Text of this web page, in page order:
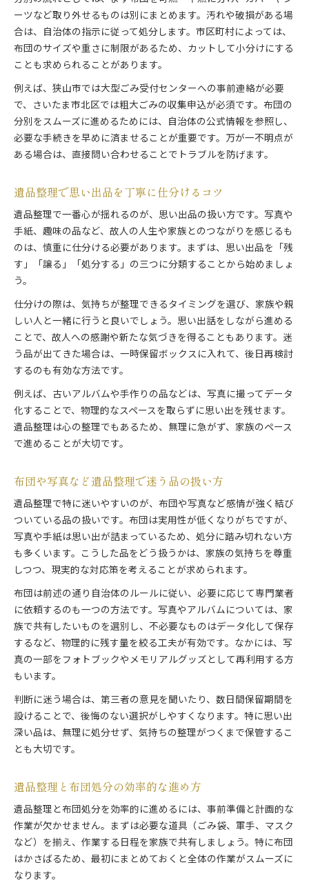
ーツなど取り外せるものは別にまとめます。汚れや破損がある場
合は、自治体の指示に従って処分します。市区町村によっては、
布団のサイズや重さに制限があるため、カットして小分けにする
ことも求められることがあります。
例えば、狭山市では大型ごみ受付センターへの事前連絡が必要
で、さいたま市北区では粗大ごみの収集申込が必須です。布団の
分別をスムーズに進めるためには、自治体の公式情報を参照し、
必要な手続きを早めに済ませることが重要です。万が一不明点が
ある場合は、直接問い合わせることでトラブルを防げます。
遺品整理で思い出品を丁寧に仕分けるコツ
遺品整理で一番心が揺れるのが、思い出品の扱い方です。写真や
手紙、趣味の品など、故人の人生や家族とのつながりを感じるも
のは、慎重に仕分ける必要があります。まずは、思い出品を「残
す」「譲る」「処分する」の三つに分類することから始めましょ
う。
仕分けの際は、気持ちが整理できるタイミングを選び、家族や親
しい人と一緒に行うと良いでしょう。思い出話をしながら進める
ことで、故人への感謝や新たな気づきを得ることもあります。迷
う品が出てきた場合は、一時保留ボックスに入れて、後日再検討
するのも有効な方法です。
例えば、古いアルバムや手作りの品などは、写真に撮ってデータ
化することで、物理的なスペースを取らずに思い出を残せます。
遺品整理は心の整理でもあるため、無理に急がず、家族のペース
で進めることが大切です。
布団や写真など遺品整理で迷う品の扱い方
遺品整理で特に迷いやすいのが、布団や写真など感情が強く結び
ついている品の扱いです。布団は実用性が低くなりがちですが、
写真や手紙は思い出が詰まっているため、処分に踏み切れない方
も多くいます。こうした品をどう扱うかは、家族の気持ちを尊重
しつつ、現実的な対応策を考えることが求められます。
布団は前述の通り自治体のルールに従い、必要に応じて専門業者
に依頼するのも一つの方法です。写真やアルバムについては、家
族で共有したいものを選別し、不必要なものはデータ化して保存
するなど、物理的に残す量を絞る工夫が有効です。なかには、写
真の一部をフォトブックやメモリアルグッズとして再利用する方
もいます。
判断に迷う場合は、第三者の意見を聞いたり、数日間保留期間を
設けることで、後悔のない選択がしやすくなります。特に思い出
深い品は、無理に処分せず、気持ちの整理がつくまで保管するこ
とも大切です。
遺品整理と布団処分の効率的な進め方
遺品整理と布団処分を効率的に進めるには、事前準備と計画的な
作業が欠かせません。まずは必要な道具（ごみ袋、軍手、マスク
など）を揃え、作業する日程を家族で共有しましょう。特に布団
はかさばるため、最初にまとめておくと全体の作業がスムーズに
なります。